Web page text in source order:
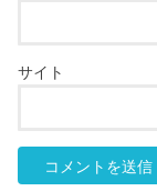
サイト